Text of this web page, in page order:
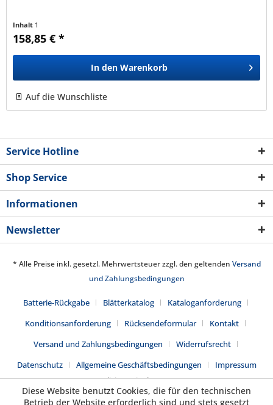
Inhalt 1
158,85 € *
In den Warenkorb
Auf die Wunschliste
Service Hotline
Shop Service
Informationen
Newsletter
* Alle Preise inkl. gesetzl. Mehrwertsteuer zzgl. den geltenden Versand
und Zahlungsbedingungen
Batterie-Rückgabe Blätterkatalog
Kataloganforderung
Konditionsanforderung
Rücksendeformular
Kontakt
Versand und Zahlungsbedingungen
Widerrufsrecht
Datenschutz
Allgemeine Geschäftsbedingungen
Impressum
Realisiert mit Shopware
Diese Website benutzt Cookies, die für den technischen
Betrieb der Website erforderlich sind und stets gesetzt